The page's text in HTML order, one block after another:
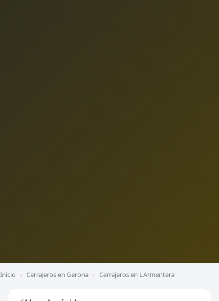
Inicio › Cerrajeros en Gerona › Cerrajeros en L'Armentera